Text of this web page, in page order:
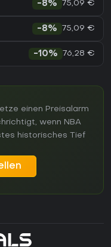
-8% 75,09 €
-8% 75,09 €
-10% 76,28 €
einen Preisalarm
wenn NBA
historisches Tief